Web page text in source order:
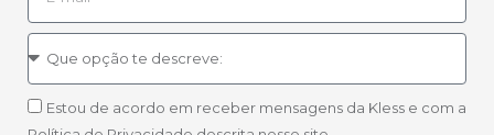
Estou de acordo em receber mensagens da Kless e com a